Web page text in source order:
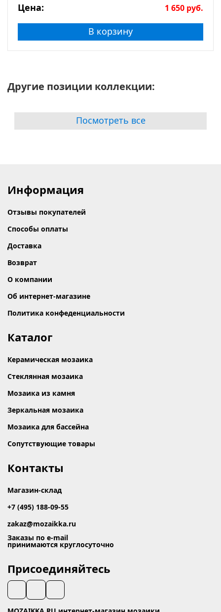
Цена: 1 650 руб.
В корзину
Другие позиции коллекции:
Посмотреть все
Информация
Отзывы покупателей
Способы оплаты
Доставка
Возврат
О компании
Об интернет-магазине
Политика конфеденциальности
Каталог
Керамическая мозаика
Стеклянная мозаика
Мозаика из камня
Зеркальная мозаика
Мозаика для бассейна
Сопутствующие товары
Контакты
Магазин-склад
+7 (495) 188-09-55
zakaz@mozaikka.ru
Заказы по e-mail
принимаются круглосуточно
Присоединяйтесь